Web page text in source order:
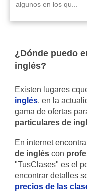
algunos en los qu...
¿Dónde puedo
inglés?
Existen lugares
inglés, en la
gama de ofertas
particulares de
En internet
de inglés con
"TusClases" es el
encontrar detalles
precios de las